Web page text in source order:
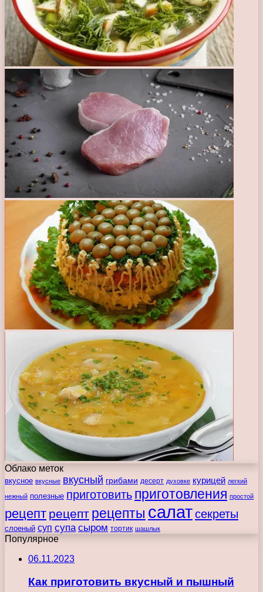
Облако меток
вкусное вкусные вкусный грибами десерт духовке курицей легкий
нежный полезные приготовить приготовления простой
рецепт рецепт рецепты салатсекреты
слоеный суп супа сыром тортик шашлык
Популярное
06.11.2023
Как приготовить вкусный и пышный